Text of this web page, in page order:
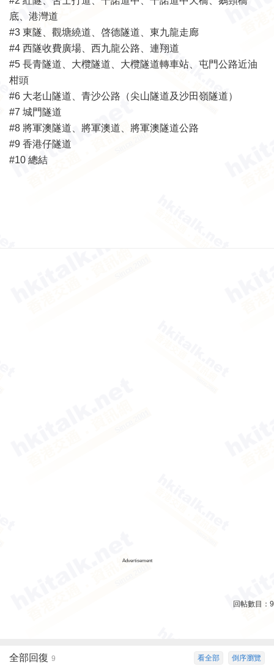
底、港灣道
#3 東隧、觀塘繞道、啓德隧道、東九龍走廊
#4 西隧收費廣場、西九龍公路、連翔道
#5 長青隧道、大欖隧道、大欖隧道轉車站、屯門公路近油
柑頭
#6 大老山隧道、青沙公路（尖山隧道及沙田嶺隧道）
#7 城門隧道
#8 將軍澳隧道、將軍澳道、將軍澳隧道公路
#9 香港仔隧道
#10 總結
Advertisement
回帖數目： 9
倒序瀏覽
看全部
全部回復 9